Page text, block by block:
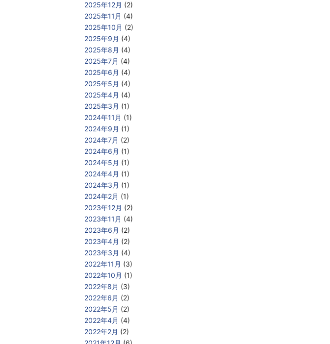
2025年12月 (2)
2025年11月 (4)
2025年10月 (2)
2025年9月 (4)
2025年8月 (4)
2025年7月 (4)
2025年6月 (4)
2025年5月 (4)
2025年4月 (4)
2025年3月 (1)
2024年11月 (1)
2024年9月 (1)
2024年7月 (2)
2024年6月 (1)
2024年5月 (1)
2024年4月 (1)
2024年3月 (1)
2024年2月 (1)
2023年12月 (2)
2023年11月 (4)
2023年6月 (2)
2023年4月 (2)
2023年3月 (4)
2022年11月 (3)
2022年10月 (1)
2022年8月 (3)
2022年6月 (2)
2022年5月 (2)
2022年4月 (4)
2022年2月 (2)